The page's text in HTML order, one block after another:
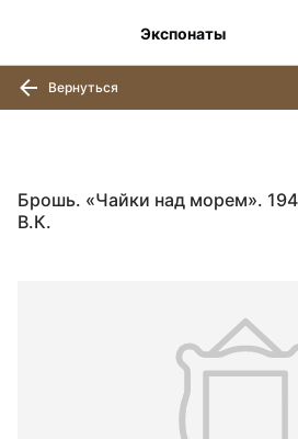
Экспонаты
Вернуться
Брошь. «Чайки над морем».
В.К.